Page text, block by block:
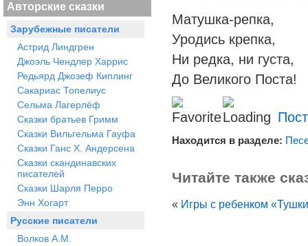
Авторские сказки
Зарубежные писатели
Астрид Линдгрен
Джоэль Чендлер Харрис
Редьярд Джозеф Киплинг
Сакариас Топелиус
Сельма Лагерлёф
Сказки братьев Гримм
Сказки Вильгельма Гауфа
Сказки Ганс Х. Андерсена
Сказки скандинавских
писателей
Сказки Шарля Перро
Энн Хогарт
Русские писатели
Волков А.М.
Матушка-репка,
Уродись крепка,
Ни редка, ни густа,
До Великого Поста!
Находится в разделе:
Читайте также
« Игры с ребенком